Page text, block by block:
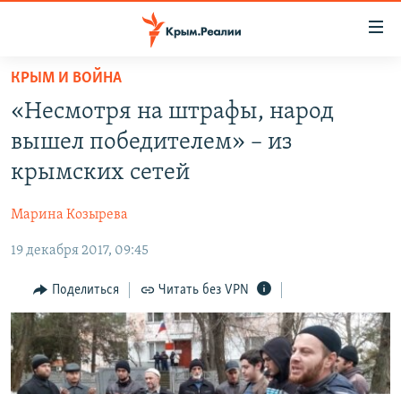
Вернуться
основному
содержанию
главной
навигации
Вернутся
поиску
СПЕЦПРОЕКТЫ
11 ЛЕТ ОККУПАЦИИ КРЫМА. 11 ИСТОРИЙ СОПРОТИВЛЕНИЯ
ЕЩЕ
ИНТЕРАКТИВ
ИНФОГРАФИКА
ТЕЛЕПРОЕКТ КРЫМ.РЕАЛИИ
СОВЕТЫ ПРАВОЗАЩИТНИКОВ
ПРОПАВШИЕ БЕЗ ВЕСТИ
РАДІО СВОБОДА
КАК ОБОЙТИ БЛОКИРОВКУ
Українською
Qırımtatar
КРЫМ И ВОЙНА
«Несмотря на штрафы, народ
вышел победителем» – из
крымских сетей
Марина Козырева
19 декабря 2017, 09:45
Поделиться Читать без VPN